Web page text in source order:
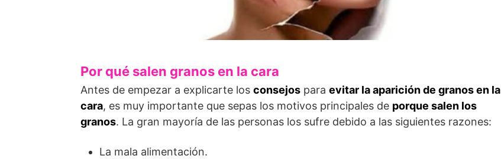
Por qué salen granos en la cara
Antes de empezar a explicarte los consejos para evitar la aparición de granos en la
cara, es muy importante que sepas los motivos principales de porque salen los
granos. La gran mayoría de las personas los sufre debido a las siguientes razones:
La mala alimentación.